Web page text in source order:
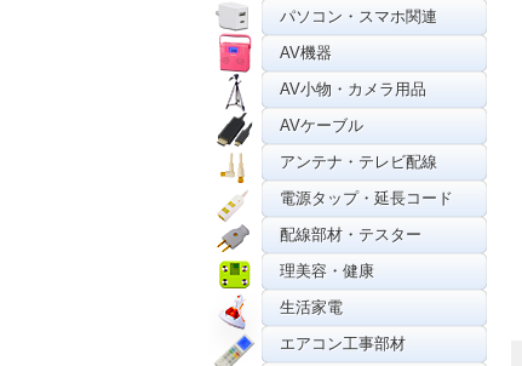
パソコン・スマホ関連
AV機器
AV小物・カメラ用品
AVケーブル
アンテナ・テレビ配線
電源タップ・延長コード
配線部材・テスター
理美容・健康
生活家電
エアコン工事部材